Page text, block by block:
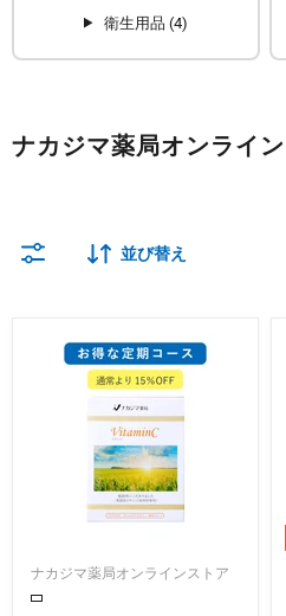
衛生用品 (4)
ナカジマ薬局オンライ
並び替え
ナカジマ薬局オンラインストア